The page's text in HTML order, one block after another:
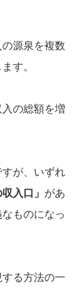
源泉を複数
す。
の総額を増
が、いずれ
収入口」 があ
ものになっ
る方法の一